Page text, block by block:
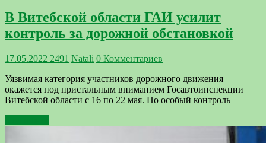
В Витебской области ГАИ усилит
контроль за дорожной обстановкой
17.05.2022 2491 Natali 0 Комментариев
Уязвимая категория участников дорожного движения
окажется под пристальным вниманием Госавтоинспекции
Витебской области с 16 по 22 мая. По особый контроль